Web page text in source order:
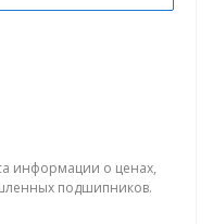
информации о ценах,
подшипников.